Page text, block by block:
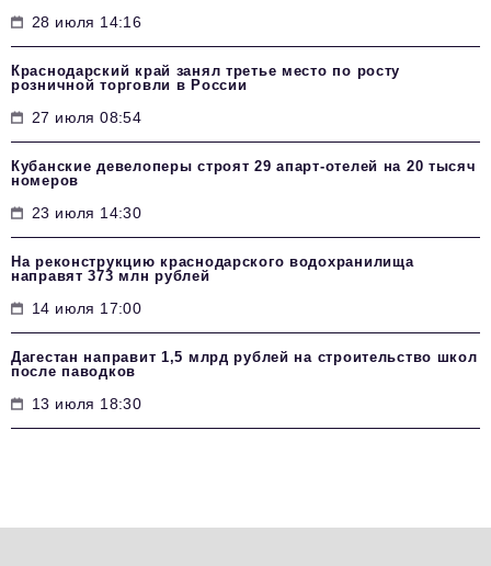
28 июля 14:16
Краснодарский край занял третье место по росту
розничной торговли в России
27 июля 08:54
Кубанские девелоперы строят 29 апарт-отелей на 20 тысяч
номеров
23 июля 14:30
На реконструкцию краснодарского водохранилища
направят 373 млн рублей
14 июля 17:00
Дагестан направит 1,5 млрд рублей на строительство школ
после паводков
13 июля 18:30